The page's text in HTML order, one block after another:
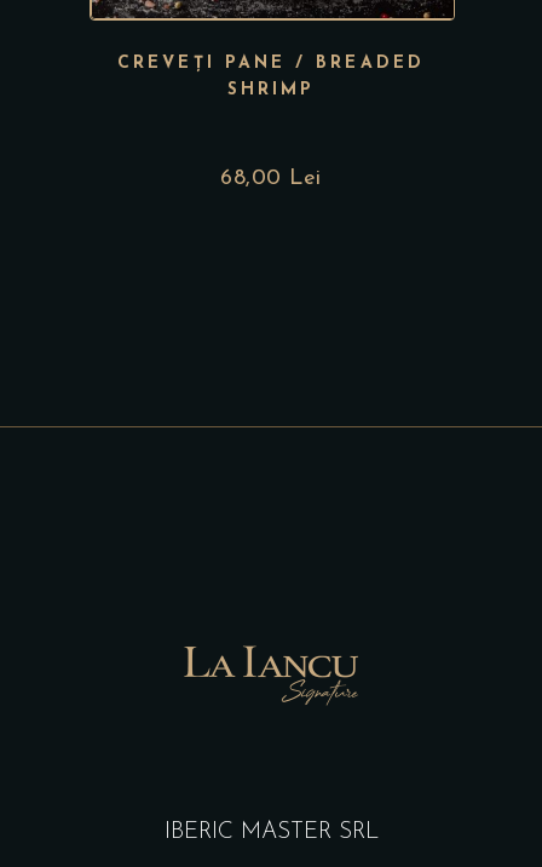
CREVEȚI PANE / BREADED
SHRIMP
68,00 Lei
IBERIC MASTER SRL